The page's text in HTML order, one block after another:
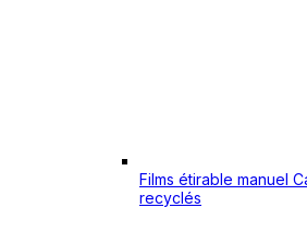
Films étirable manuel
recyclés